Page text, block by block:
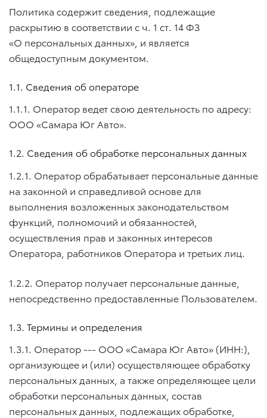
Политика содержит сведения, подлежащие
раскрытию в соответствии с ч. 1 ст. 14 ФЗ
«О персональных данных», и является
общедоступным документом.
1.1. Сведения об операторе
1.1.1. Оператор ведет свою деятельность по адресу:
ООО «Самара Юг Авто».
1.2. Сведения об обработке персональных данных
1.2.1. Оператор обрабатывает персональные данные
на законной и справедливой основе для
выполнения возложенных законодательством
функций, полномочий и обязанностей,
осуществления прав и законных интересов
Оператора, работников Оператора и третьих лиц.
1.2.2. Оператор получает персональные данные,
непосредственно предоставленные Пользователем.
1.3. Термины и определения
1.3.1. Оператор --- ООО «Самара Юг Авто» (ИНН:),
организующее и (или) осуществляющее обработку
персональных данных, а также определяющее цели
обработки персональных данных, состав
персональных данных, подлежащих обработке,